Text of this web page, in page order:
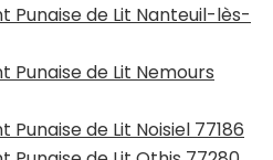
Punaise de Lit Nanteuil-lès-
de Lit Nemours
de Lit Noisiel 77186